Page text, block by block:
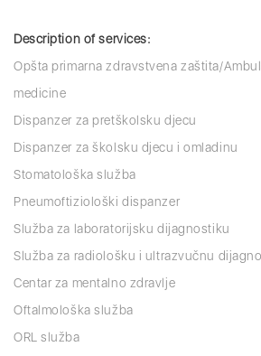
Description of services:
Opšta primarna zdravstvena zaštita/
medicine
Dispanzer za pretškolsku djecu
Dispanzer za školsku djecu i omladinu
Stomatološka služba
Pneumoftiziološki dispanzer
Služba za laboratorijsku dijagnostiku
Služba za radiološku i ultrazvučnu
Centar za mentalno zdravlje
Oftalmološka služba
ORL služba